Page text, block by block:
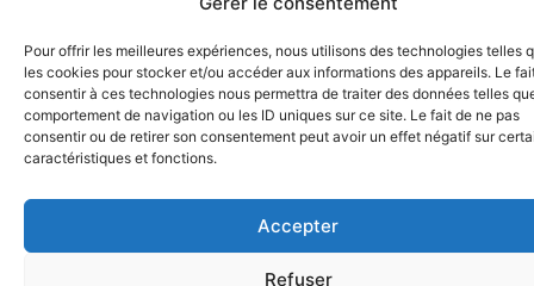
Pour offrir les meilleures expériences, nous utilisons des technologies telles
les cookies pour stocker et/ou accéder aux informations des appareils. Le
consentir à ces technologies nous permettra de traiter des données telles
comportement de navigation ou les ID uniques sur ce site. Le fait de ne pas
consentir ou de retirer son consentement peut avoir un effet négatif sur
caractéristiques et fonctions.
Accepter
Refuser